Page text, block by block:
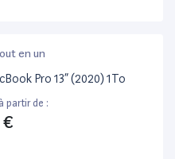
en un
Pro 13” (2020) 1To
partir de :
€